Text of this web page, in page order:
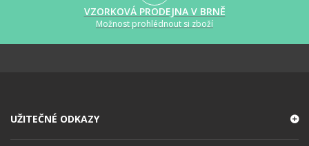
VZORKOVÁ PRODEJNA V BRNĚ
Možnost prohlédnout si zboží
UŽITEČNÉ ODKAZY